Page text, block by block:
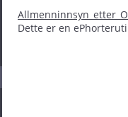
Dette er en